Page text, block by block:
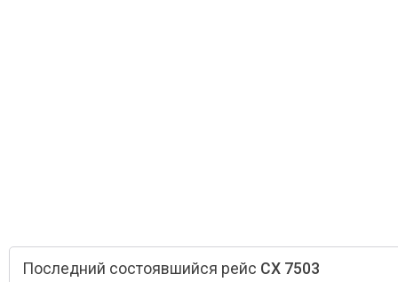
Последний состоявшийся рейс CX 7503